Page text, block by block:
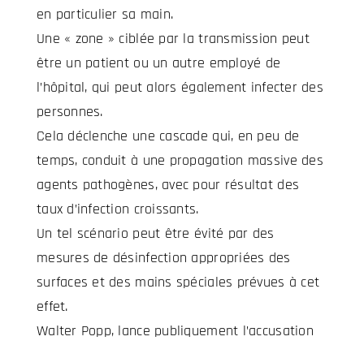
en particulier sa main.
Une « zone » ciblée par la transmission peut
être un patient ou un autre employé de
l’hôpital, qui peut alors également infecter des
personnes.
Cela déclenche une cascade qui, en peu de
temps, conduit à une propagation massive des
agents pathogènes, avec pour résultat des
taux d’infection croissants.
Un tel scénario peut être évité par des
mesures de désinfection appropriées des
surfaces et des mains spéciales prévues à cet
effet.
Walter Popp, lance publiquement l’accusation